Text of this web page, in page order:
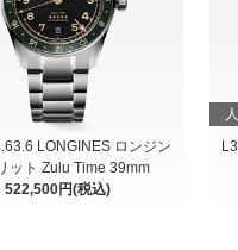
LONGINES ロンジン
ット Zulu Time 39mm
522,500円(税込)